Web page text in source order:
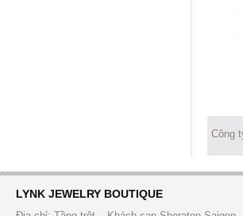
Công
LYNK JEWELRY BOUTIQUE